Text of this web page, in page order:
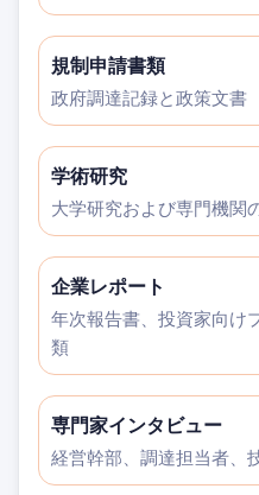
規制申請書類
政府調達記録と政策文書
学術研究
大学研究および専門機関
企業レポート
年次報告書、投資家向け
類
専門家インタビュー
経営幹部、調達担当者、